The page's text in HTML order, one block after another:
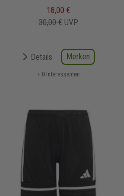
18,00 €
30,00 € UVP
Details Merken
+ 0 Interessenten